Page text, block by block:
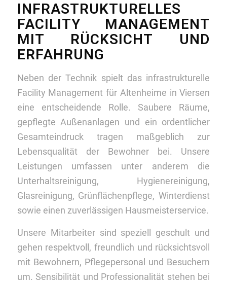
INFRASTRUKTURELLES
FACILITY MANAGEMENT
MIT RÜCKSICHT UND
ERFAHRUNG
Neben der Technik spielt das infrastrukturelle
Facility Management für Altenheime in Viersen
eine entscheidende Rolle. Saubere Räume,
gepflegte Außenanlagen und ein ordentlicher
Gesamteindruck tragen maßgeblich zur
Lebensqualität der Bewohner bei. Unsere
Leistungen umfassen unter anderem die
Unterhaltsreinigung, Hygienereinigung,
Glasreinigung, Grünflächenpflege, Winterdienst
sowie einen zuverlässigen Hausmeisterservice.
Unsere Mitarbeiter sind speziell geschult und
gehen respektvoll, freundlich und rücksichtsvoll
mit Bewohnern, Pflegepersonal und Besuchern
um. Sensibilität und Professionalität stehen bei